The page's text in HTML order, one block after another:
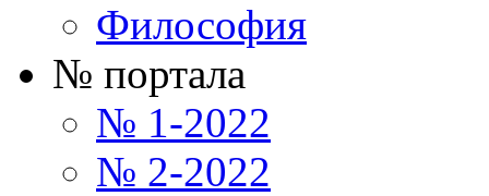
Философия
№ портала
№ 1-2022
№ 2-2022